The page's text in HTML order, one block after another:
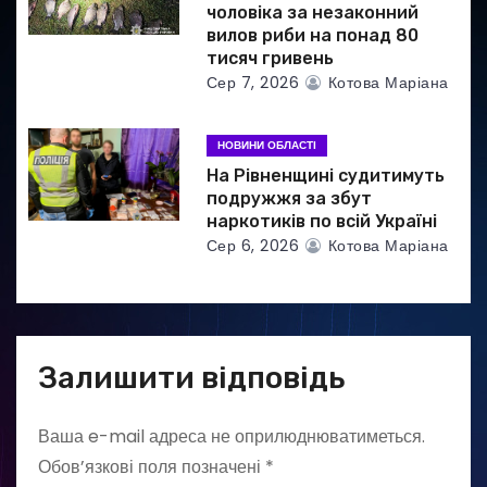
чоловіка за незаконний
вилов риби на понад 80
тисяч гривень
Сер 7, 2026 Котова Маріана
НОВИНИ ОБЛАСТІ
На Рівненщині судитимуть
подружжя за збут
наркотиків по всій Україні
Сер 6, 2026 Котова Маріана
Залишити відповідь
Ваша e-mail адреса не оприлюднюватиметься.
Обов’язкові поля позначені *